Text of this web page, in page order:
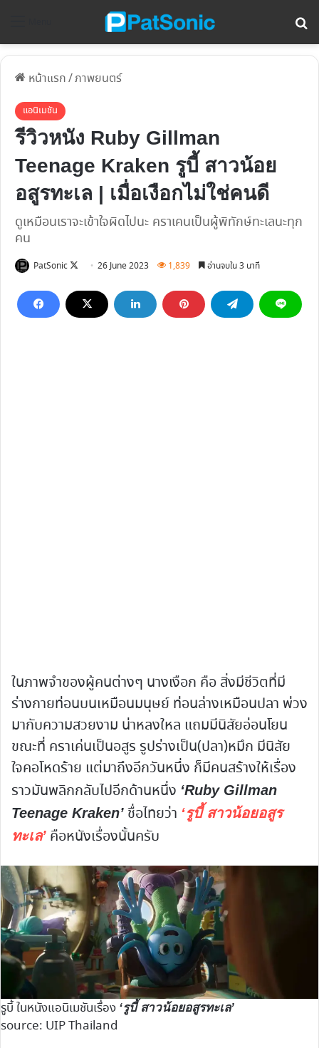
หน้าแรก/ภาพยนตร์
แอนิเมชัน
รีวิวหนัง Ruby Gillman
Teenage Kraken รูบี้ สาวน้อย
อสูรทะเล | เมื่อเงือกไม่ใช่คนดี
ดูเหมือนเราจะเข้าใจผิดไปนะ คราเคนเป็นผู้พิทักษ์ทะเลนะทุก
คน
PatSonic
Follow26 June 2023 1,839 อ่านจบใน 3 นาที
ในภาพจำของผู้คนต่างๆ นางเงือก คือ สิ่งมีชีวิตที่มี
ร่างกายท่อนบนเหมือนมนุษย์ ท่อนล่างเหมือนปลา พ่วง
มากับความสวยงาม น่าหลงใหล แถมมีนิสัยอ่อนโยน
ขณะที่ คราเค่นเป็นอสูร รูปร่างเป็น(ปลา)หมึก มีนิสัย
ใจคอโหดร้าย แต่มาถึงอีกวันหนึ่ง ก็มีคนสร้างให้เรื่อง
ราวมันพลิกกลับไปอีกด้านหนึ่ง ‘Ruby Gillman
Teenage Kraken’ ชื่อไทยว่า ‘รูบี้ สาวน้อยอสูร
ทะเล’ คือหนังเรื่องนั้นครับ
รูบี้ ในหนังแอนิเมชันเรื่อง ‘รูบี้ สาวน้อยอสูรทะเล’
source: UIP Thailand